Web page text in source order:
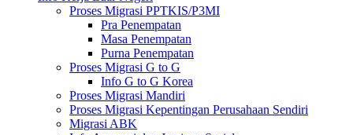
Proses Migrasi PPTKIS/P3MI
Pra Penempatan
Masa Penempatan
Purna Penempatan
Proses Migrasi G to G
Info G to G Korea
Proses Migrasi Mandiri
Proses Migrasi Kepentingan Perusahaan Sendiri
Migrasi ABK